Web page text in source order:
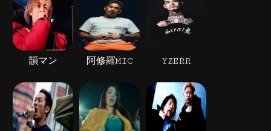
韻マン 阿修羅MIC YZERR